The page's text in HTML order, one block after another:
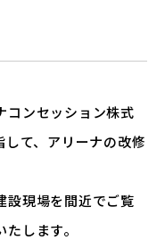
コンセッション株式
て、アリーナの改修
設現場を間近でご覧
します。